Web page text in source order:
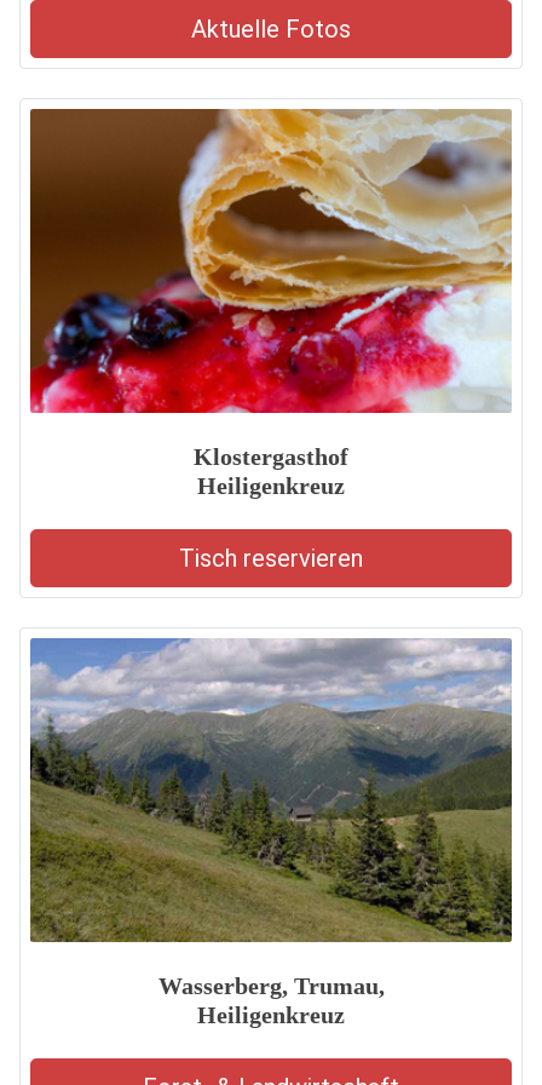
Aktuelle Fotos
Klostergasthof
Heiligenkreuz
Tisch reservieren
Wasserberg, Trumau,
Heiligenkreuz